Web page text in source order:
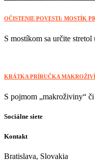
OČISTENIE POVESTI: MOSTÍK
S mostíkom sa určite
KRÁTKA PRÍRUČKA
S pojmom „makroživiny“
Sociálne siete
Kontakt
Bratislava, Slovakia